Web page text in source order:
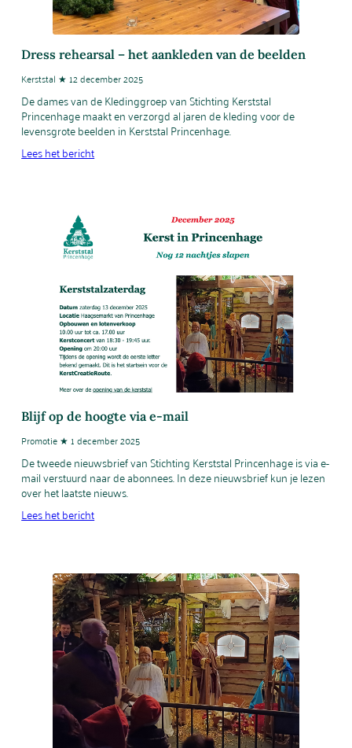
Dress rehearsal – het aankleden van de beelden
Kerststal ★ 12 december 2025
De dames van de Kledinggroep van Stichting Kerststal
Princenhage maakt en verzorgd al jaren de kleding voor de
levensgrote beelden in Kerststal Princenhage.
Lees het bericht
Blijf op de hoogte via e-mail
Promotie ★ 1 december 2025
De tweede nieuwsbrief van Stichting Kerststal Princenhage is via e-
mail verstuurd naar de abonnees. In deze nieuwsbrief kun je lezen
over het laatste nieuws.
Lees het bericht